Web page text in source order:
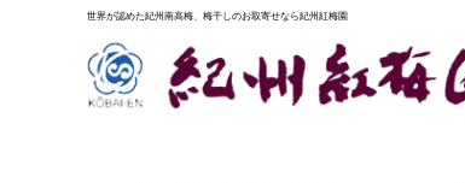
世界が認めた紀州南高梅、梅干しのお取寄せなら紀州紅梅園